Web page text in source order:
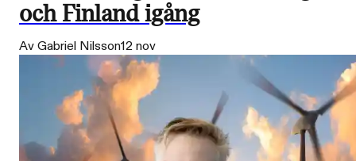
och Finland igång
Av Gabriel Nilsson12 nov